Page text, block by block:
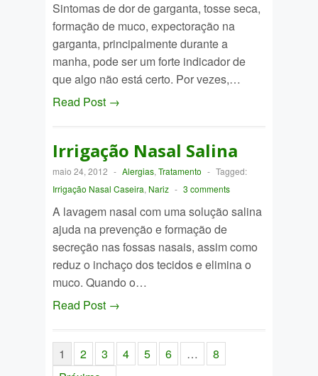
Sintomas de dor de garganta, tosse seca,
formação de muco, expectoração na
garganta, principalmente durante a
manha, pode ser um forte indicador de
que algo não está certo. Por vezes,…
Read Post →
Irrigação Nasal Salina
maio 24, 2012 - Alergias, Tratamento - Tagged:
Irrigação Nasal Caseira, Nariz - 3 comments
A lavagem nasal com uma solução salina
ajuda na prevenção e formação de
secreção nas fossas nasais, assim como
reduz o inchaço dos tecidos e elimina o
muco. Quando o…
Read Post →
1 2 3 4 5 6 …
8